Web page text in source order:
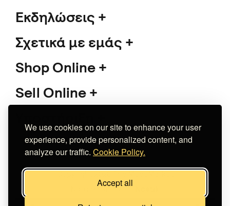
We use cookies on our site to enhance your user
experience, provide personalized content, and
analyze our traffic. Cookie Policy.
Accept all
Εκδηλώσεις
Σχετικά με εμάς
Shop Online
Sell Online
Κατασκευή eshop